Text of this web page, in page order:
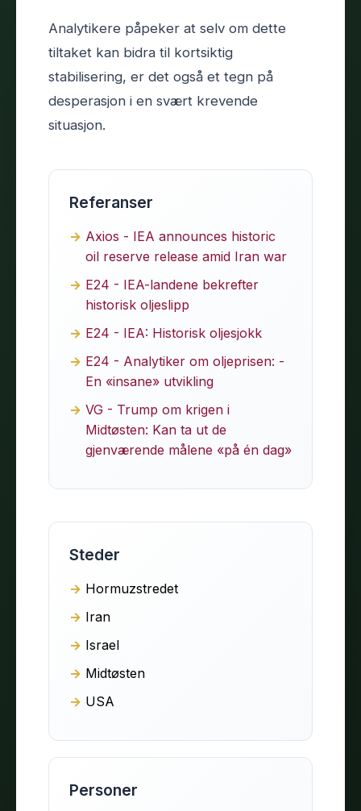
Analytikere påpeker at selv om dette
tiltaket kan bidra til kortsiktig
stabilisering, er det også et tegn på
desperasjon i en svært krevende
situasjon.
Referanser
Axios - IEA announces historic
oil reserve release amid Iran war
E24 - IEA-landene bekrefter
historisk oljeslipp
E24 - IEA: Historisk oljesjokk
E24 - Analytiker om oljeprisen: -
En «insane» utvikling
VG - Trump om krigen i
Midtøsten: Kan ta ut de
gjenværende målene «på én dag»
Steder
Hormuzstredet
Iran
Israel
Midtøsten
USA
Personer